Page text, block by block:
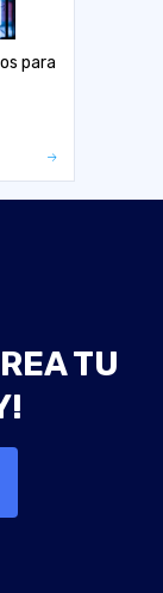
para
TU